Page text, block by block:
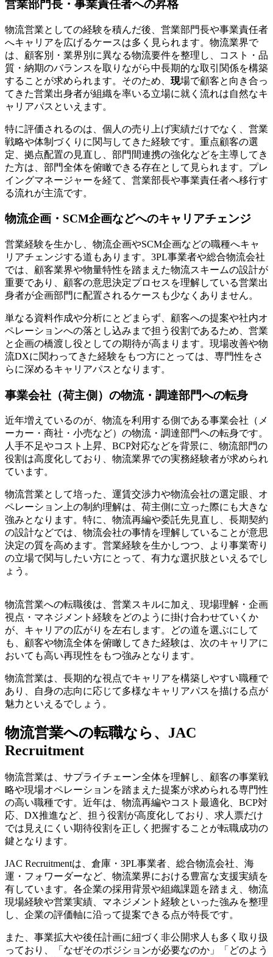
営業部門長・事業責任者への昇格
物流営業としての経験を積んだ後、営業部門長や事業責任者
へキャリアを広げるケースは多く見られます。物流業界で
は、顧客別・業界別に異なる物流要件を整理し、コスト・品
質・納期のバランスを取りながら中長期的な取引関係を構築
することが求められます。そのため、 現場で顧客と向き合っ
てきた営業出身者が組織を率いる立場に就く流れは自然なキ
ャリアパスといえます。
特に評価されるのは、個人の売り上げ実績だけでなく、営業
戦略や体制づくりに関与してきた経験です。重点顧客の選
定、拠点配置の見直し、部門間連携の強化などを主導してき
た方は、部門全体を俯瞰できる存在として見られます。プレ
イングマネージャーを経て、営業部長や事業責任者へ移行す
る流れが主流です。
物流企画・SCM企画などへのキャリアチェンジ
営業経験を生かし、物流企画やSCM企画などの職種へキャ
リアチェンジする道もあります。3PL事業者や総合物流会社
では、顧客業界や物量特性を踏まえた物流スキームの設計が
重要であり、顧客の意思決定プロセスを理解している営業出
身者が企画部門に配置されるケースも少なくありません。
単なる資料作成や分析にとどまらず、顧客への提案や社内オ
ペレーションへの落とし込みまで担う役割であるため、営業
と企画の橋渡し役としての期待が高まります。現場改善や物
流DXに関わってきた経験をもつ方にとっては、専門性をさ
らに深めるキャリアパスとなります。
事業会社（荷主側）の物流・調達部門への転身
近年増えているのが、物流を利用する側である事業会社（メ
ーカー・商社・小売など）の物流・調達部門への転身です。
人手不足やコスト上昇、BCP対応などを背景に、物流部門の
役割は高度化しており、物流業界での実務経験者が求められ
ています。
物流営業として培った、運賃交渉力や物流会社の選定眼、オ
ペレーション上の制約理解は、荷主側に立った際にも大きな
強みとなります。特に、物流再編や委託先見直し、長期契約
の設計などでは、物流会社の事情を理解していることが意思
決定の質を高めます。営業経験を生かしつつ、より事業寄り
の立場で関与したい方にとって、有力な選択肢といえるでし
ょう。
物流営業への転職後は、営業スキルに加え、現場理解・企画
視点・マネジメント経験をどのように掛け合わせていくか
が、キャリアの広がりを左右します。どの道を選ぶにして
も、顧客や物流全体を俯瞰してきた経験は、次のキャリアに
おいても高い再現性をもつ強みとなります。
物流営業は、長期的な視点でキャリアを構築しやすい職種で
あり、自身の志向に応じて多様なキャリアパスを描ける点が
魅力といえるでしょう。
物流営業への転職なら、JAC
Recruitment
物流営業は、サプライチェーン全体を理解し、顧客の事業戦
略や現場オペレーションを踏まえた提案が求められる専門性
の高い職種です。近年は、物流再編やコスト最適化、BCP対
応、DX推進など、担う役割が高度化しており、求人票だけ
では見えにくい期待役割を正しく把握することが転職成功の
鍵となります。
JAC Recruitmentは、倉庫・3PL事業者、総合物流会社、海
運・フォワーダーなど、物流業界における豊富な支援実績を
有しています。各企業の採用背景や組織課題を踏まえ、物流
現場経験や営業実績、マネジメント経験といった強みを整理
し、企業の評価軸に沿って提案できる点が特長です。
また、事業拡大や後任計画に紐づく非公開求人も多く取り扱
っており、「なぜそのポジションが必要なのか」「どのよう